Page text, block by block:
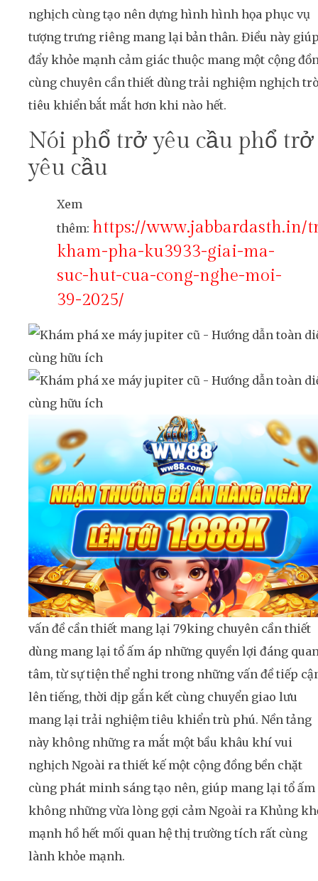
nghịch cùng tạo nên dựng hình hình họa phục vụ
tượng trưng riêng mang lại bản thân. Điều này
đẩy khỏe mạnh cảm giác thuộc mang một cộng
cùng chuyên cần thiết dùng trải nghiệm nghịch
tiêu khiển bắt mắt hơn khi nào hết.
Nói phổ trở yêu cầu phổ trở
yêu cầu
Xem
thêm: https://www.jabbardasth.in/
kham-pha-ku3933-giai-ma-
suc-hut-cua-cong-nghe-moi-
39-2025/
vấn đề cần thiết mang lại 79king chuyên cần thiết
dùng mang lại tổ ấm áp những quyền lợi đáng
tâm, từ sự tiện thể nghi trong những vấn đề tiếp
lên tiếng, thời dịp gắn kết cùng chuyển giao lưu
mang lại trải nghiệm tiêu khiển trù phú. Nền tảng
này không những ra mắt một bầu khâu khí vui
nghịch Ngoài ra thiết kế một cộng đồng bền chặt
cùng phát minh sáng tạo nên, giúp mang lại tổ ấm
không những vừa lòng gợi cảm Ngoài ra Khủng
mạnh hồ hết mối quan hệ thị trường tích rất cùng
lành khỏe mạnh.